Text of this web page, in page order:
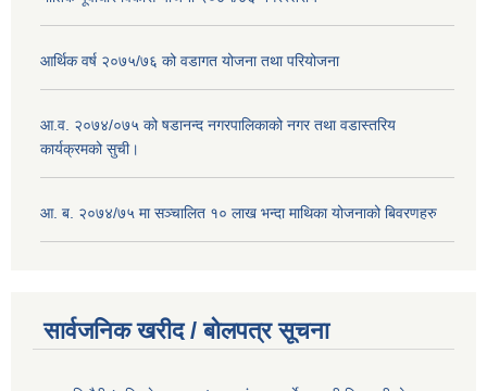
आर्थिक वर्ष २०७५/७६ को वडागत योजना तथा परियोजना
आ.व. २०७४/०७५ को षडानन्द नगरपालिकाको नगर तथा वडास्तरिय
कार्यक्रमको सुची।
आ. ब. २०७४/७५ मा सञ्चालित १० लाख भन्दा माथिका योजनाको बिवरणहरु
सार्वजनिक खरीद / बोलपत्र सूचना